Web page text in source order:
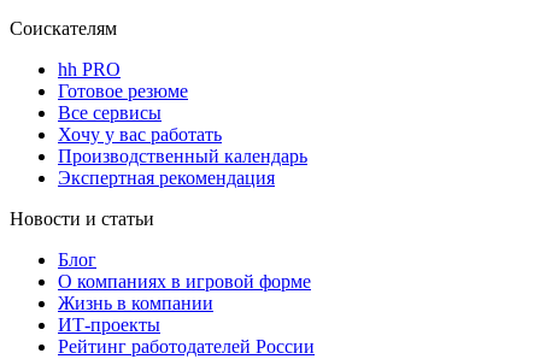
Соискателям
hh PRO
Готовое резюме
Все сервисы
Хочу у вас работать
Производственный календарь
Экспертная рекомендация
Новости и статьи
Блог
О компаниях в игровой форме
Жизнь в компании
ИТ-проекты
Рейтинг работодателей России